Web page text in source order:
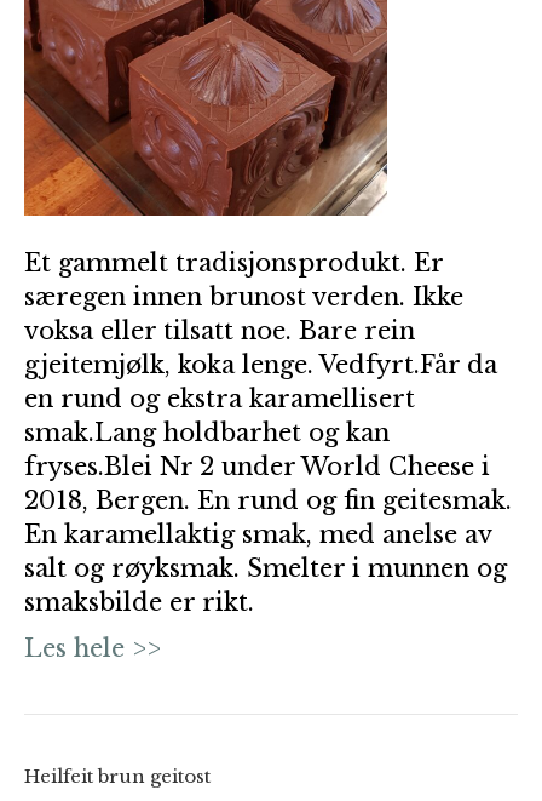
Et gammelt tradisjonsprodukt. Er
særegen innen brunost verden. Ikke
voksa eller tilsatt noe. Bare rein
gjeitemjølk, koka lenge. Vedfyrt.Får da
en rund og ekstra karamellisert
smak.Lang holdbarhet og kan
fryses.Blei Nr 2 under World Cheese i
2018, Bergen. En rund og fin geitesmak.
En karamellaktig smak, med anelse av
salt og røyksmak. Smelter i munnen og
smaksbilde er rikt.
Les hele >>
Heilfeit brun geitost